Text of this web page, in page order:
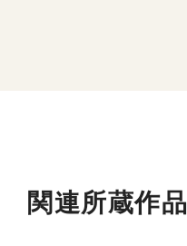
関連所蔵作品